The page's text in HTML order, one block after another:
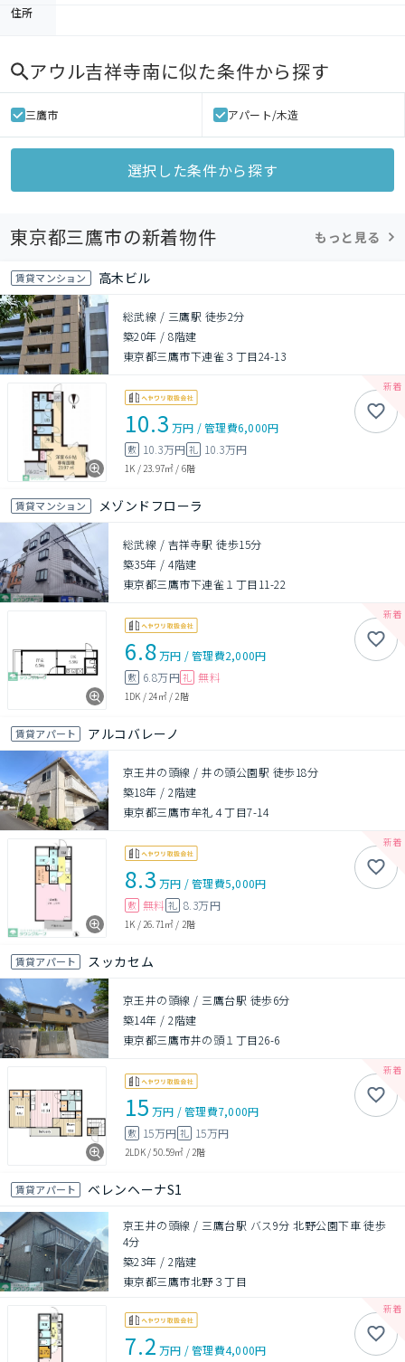
住所
アウル吉祥寺南に似た条件から探す
三鷹市 アパート/木造
選択した条件から探す
東京都三鷹市の新着物件 もっと見る
賃貸マンション 高木ビル
総武線 / 三鷹駅 徒歩2分
築20年 /8階建
東京都三鷹市下連雀３丁目24-13
10.3 万円 /管理費6,000円
敷 10.3万円 礼 10.3万円
1K /23.97㎡ / 6階
賃貸マンション メゾンドフローラ
総武線 / 吉祥寺駅 徒歩15分
築35年 /4階建
東京都三鷹市下連雀１丁目11-22
6.8万円 /管理費2,000円
敷 6.8万円 礼 無料
1DK /24㎡/2階
賃貸アパート アルコバレーノ
京王井の頭線 / 井の頭公園駅 徒歩18分
築18年 /2階建
東京都三鷹市牟礼４丁目7-14
8.3 万円 /管理費5,000円
敷 無料 礼 8.3万円
1K /26.71㎡ / 2階
賃貸アパート スッカセム
京王井の頭線 / 三鷹台駅 徒歩6分
築14年 /2階建
東京都三鷹市井の頭１丁目26-6
15 万円 /管理費7,000円
敷 15万円 礼 15万円
2LDK/50.59㎡ /2階
賃貸アパート ベレンヘーナS1
京王井の頭線 / 三鷹台駅 バス9分 北野公園下車 徒歩
4分
築23年 /2階建
東京都三鷹市北野３丁目
7.2 万円 /管理費4,000円